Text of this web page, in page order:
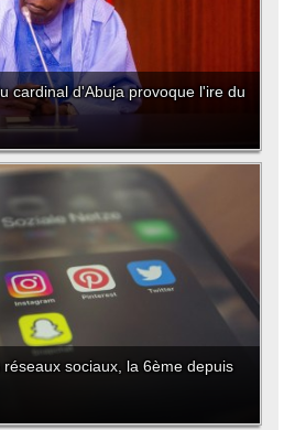
cardinal d'Abuja provoque l'ire du
sociaux, la 6ème depuis